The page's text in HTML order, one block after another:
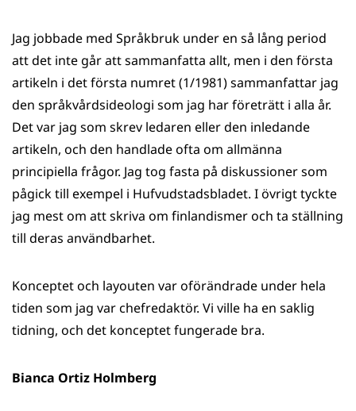
Jag jobbade med Språkbruk under en så lång period
att det inte går att sammanfatta allt, men i den första
artikeln i det första numret (1/1981) sammanfattar jag
den språkvårdsideologi som jag har företrätt i alla år.
Det var jag som skrev ledaren eller den inledande
artikeln, och den handlade ofta om allmänna
principiella frågor. Jag tog fasta på diskussioner som
pågick till exempel i Hufvudstadsbladet. I övrigt tyckte
jag mest om att skriva om finlandismer och ta ställning
till deras användbarhet.
Konceptet och layouten var oförändrade under hela
tiden som jag var chefredaktör. Vi ville ha en saklig
tidning, och det konceptet fungerade bra.
Bianca Ortiz Holmberg